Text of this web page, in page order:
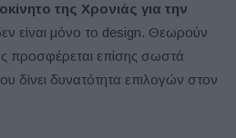
της Χρονιάς για την
είναι μόνο το design. Θεωρούν
προσφέρεται επίσης σωστά
δίνει δυνατότητα επιλογών στον